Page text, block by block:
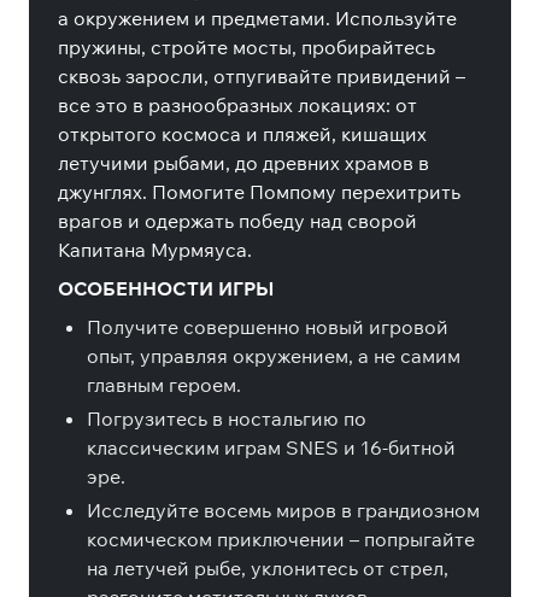
а окружением и предметами. Используйте
пружины, стройте мосты, пробирайтесь
сквозь заросли, отпугивайте привидений –
все это в разнообразных локациях: от
открытого космоса и пляжей, кишащих
летучими рыбами, до древних храмов в
джунглях. Помогите Помпому перехитрить
врагов и одержать победу над сворой
Капитана Мурмяуса.
ОСОБЕННОСТИ ИГРЫ
Получите совершенно новый игровой
опыт, управляя окружением, а не самим
главным героем.
Погрузитесь в ностальгию по
классическим играм SNES и 16-битной
эре.
Исследуйте восемь миров в грандиозном
космическом приключении – попрыгайте
на летучей рыбе, уклонитесь от стрел,